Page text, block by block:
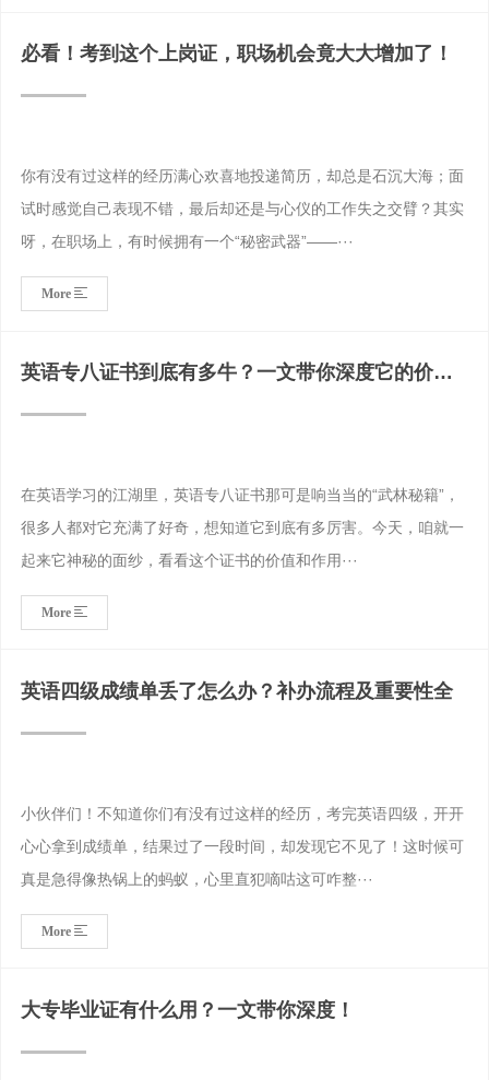
必看！考到这个上岗证，职场机会竟大大增加了！
你有没有过这样的经历满心欢喜地投递简历，却总是石沉大海；面
试时感觉自己表现不错，最后却还是与心仪的工作失之交臂？其实
呀，在职场上，有时候拥有一个“秘密武器”——···
More
英语专八证书到底有多牛？一文带你深度它的价值
与作用
在英语学习的江湖里，英语专八证书那可是响当当的“武林秘籍”，
很多人都对它充满了好奇，想知道它到底有多厉害。今天，咱就一
起来它神秘的面纱，看看这个证书的价值和作用···
More
英语四级成绩单丢了怎么办？补办流程及重要性全
小伙伴们！不知道你们有没有过这样的经历，考完英语四级，开开
心心拿到成绩单，结果过了一段时间，却发现它不见了！这时候可
真是急得像热锅上的蚂蚁，心里直犯嘀咕这可咋整···
More
大专毕业证有什么用？一文带你深度！